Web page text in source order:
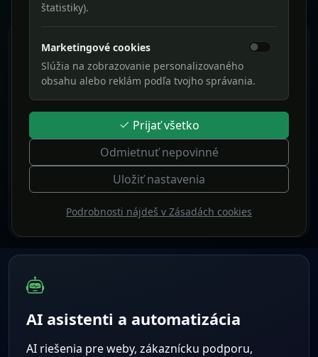
Webstránky a webové aplikácie
Rýchle, bezpečné a prehľadné weby postavené
na pevnom technickom základe. Od
prezentačných stránok až po vlastné webové
aplikácie.
Zobraziť viac
AI asistenti a automatizácia
AI riešenia pre weby, zákaznícku podporu,
štatistiky).
Marketingové cookies
Slúžia na zobrazovanie personalizovaného
obsahu alebo reklám podľa tvojho správania.
Prijať všetko
Odmietnuť nepovinné
Uložiť nastavenia
Podrobnosti nájdeš v Zásadách cookies